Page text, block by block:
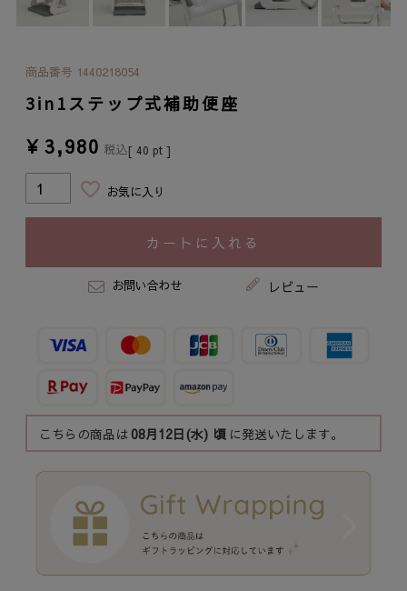
商品番号 1440218054
3in1ステップ式補助便座
¥ 3,980 税込[ 40 pt ]
お気に入り
カートに入れる
お問い合わせ レビュー
こちらの商品は08月12日(水) 頃 に発送いたします。